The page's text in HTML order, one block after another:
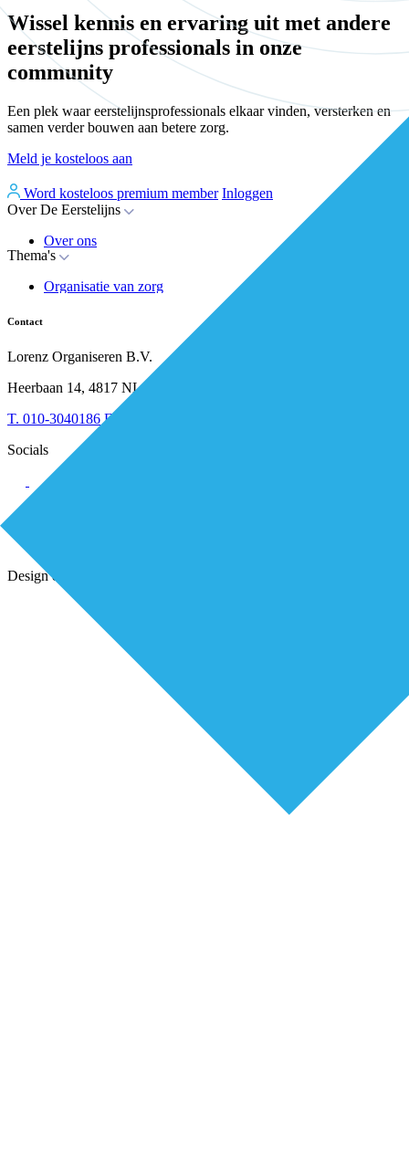
Wissel kennis en ervaring uit met andere
eerstelijns professionals in onze
community
Een plek waar eerstelijnsprofessionals elkaar vinden, versterken en
samen verder bouwen aan betere zorg.
Meld je kosteloos aan
Word kosteloos premium member Inloggen
Over De Eerstelijns
Over ons
Nieuws
Whitepapers
Over BiancAI
Thema's
Organisatie van zorg
RESV en Leerbehoeften
Digitalisering
Leiderschap & samenwerking
Sociaal domein
Strategie & Innovatie
Contact
Lorenz Organiseren B.V.
Heerbaan 14, 4817 NL Breda
T. 010-3040186 E.
Socials
Design & Ontwikkeling door